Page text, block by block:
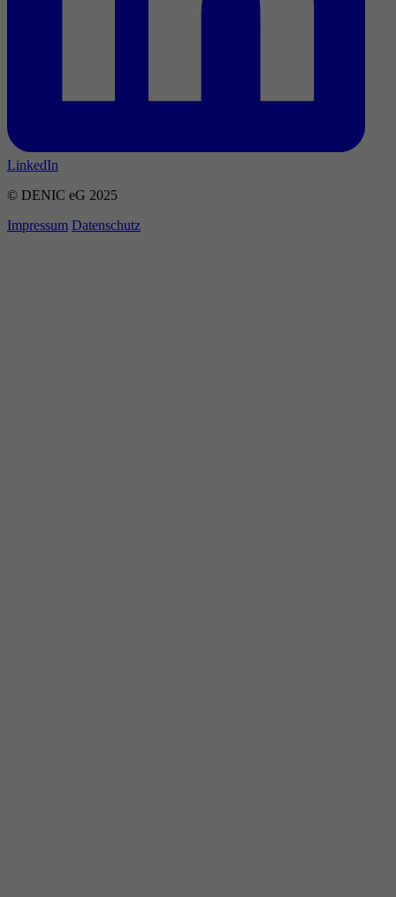
LinkedIn
© DENIC eG 2025
Impressum Datenschutz